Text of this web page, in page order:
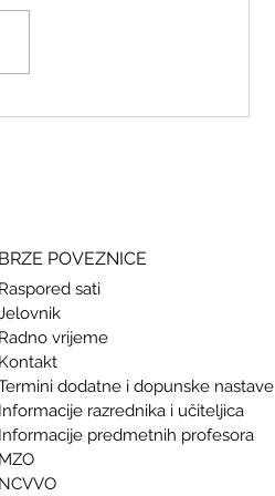
BRZE POVEZNICE
Raspored sati
Radno vrijeme
Kontakt
dodatne i dopunske nastave
Informacije razrednika i učiteljica
Informacije predmetnih profesora
MZO
NCVVO